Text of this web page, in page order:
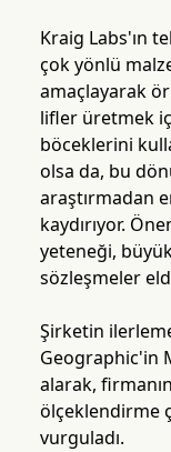
Kraig Labs'ın
çok yönlü
amaçlayarak
lifler üretmek
böceklerini
olsa da, bu
araştırmadan
kaydırıyor.
yeteneği,
sözleşmeler
Şirketin
Geographic'in
alarak,
ölçeklendirme
vurguladı.